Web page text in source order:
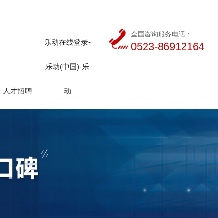
人才招聘
乐动在线登录-
乐动(中国)-乐
动
全国咨询服务电话：
0523-86912164